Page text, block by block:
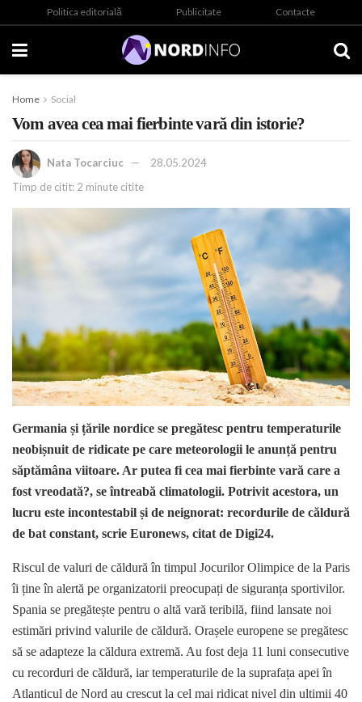
Politica editorială Publicitate Contacte
Home Social
Vom avea cea mai fierbinte vară din istorie?
Nata Tocarciuc
28.05.2024
Timp de citit: 2 minute citite
Germania și țările nordice se pregătesc pentru temperaturile
neobișnuit de ridicate pe care meteorologii le anunță pentru
săptămâna viitoare. Ar putea fi cea mai fierbinte vară care a
fost vreodată?, se întreabă climatologii. Potrivit acestora, un
lucru este incontestabil și de neignorat: recordurile de căldură
de bat constant, scrie Euronews, citat de Digi24.
Riscul de valuri de căldură în timpul Jocurilor Olimpice de la Paris
îi ține în alertă pe organizatorii preocupați de siguranța sportivilor.
Spania se pregătește pentru o altă vară teribilă, fiind lansate noi
estimări privind valurile de căldură. Orașele europene se pregătesc
să se adapteze la căldura extremă. Au fost deja 11 luni consecutive
cu recorduri de căldură, iar temperaturile de la suprafața apei în
Atlanticul de Nord au crescut la cel mai ridicat nivel din ultimii 40